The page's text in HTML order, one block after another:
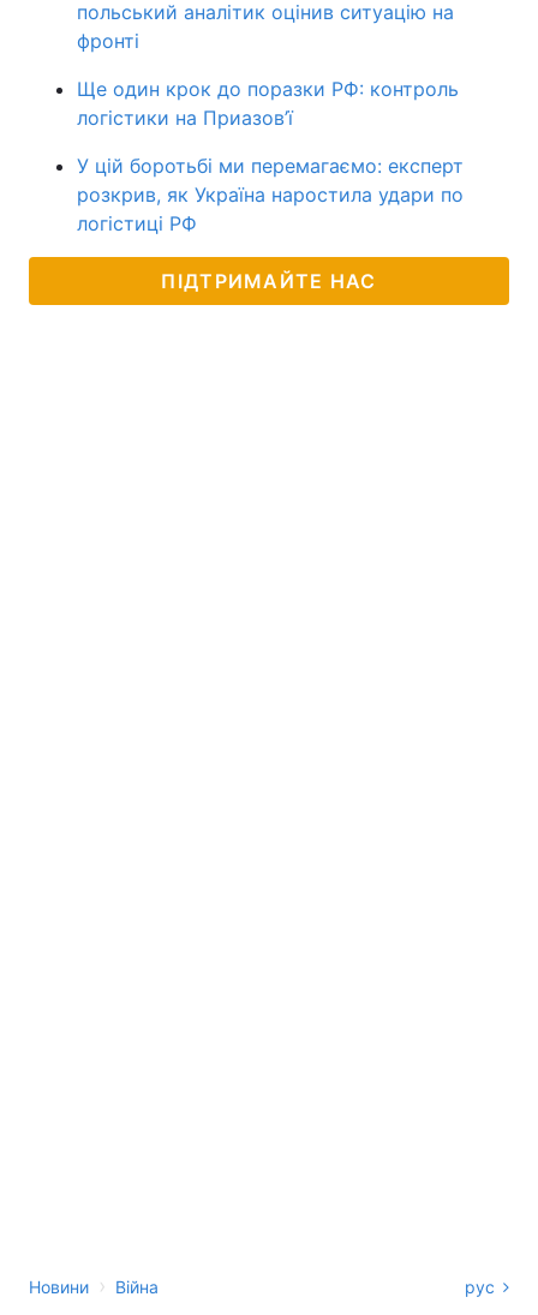
польський аналітик оцінив ситуацію на
фронті
Ще один крок до поразки РФ: контроль
логістики на Приазов’ї
У цій боротьбі ми перемагаємо: експерт
розкрив, як Україна наростила удари по
логістиці РФ
ПІДТРИМАЙТЕ НАС
Новини › Війна рус